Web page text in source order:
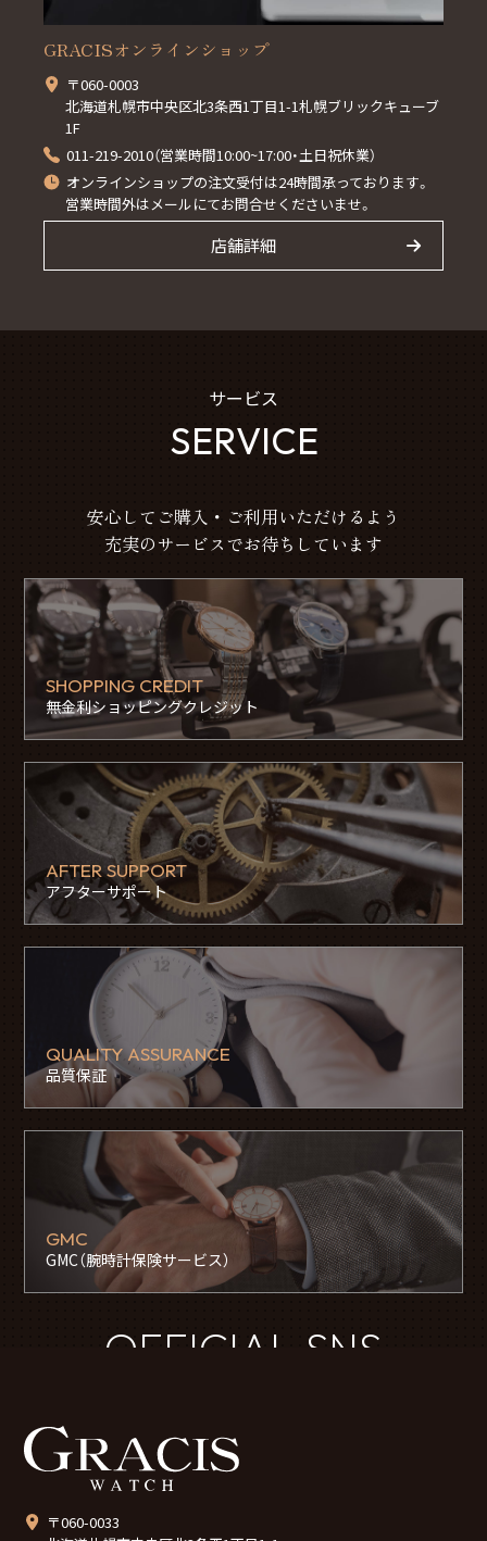
GRACISオンラインショップ
〒060-0003
北海道札幌市中央区北3条西1丁目1-1札幌ブリックキューブ
1F
011-219-2010（営業時間10:00~17:00・土日祝休業）
オンラインショップの注文受付は24時間承っております。
営業時間外はメールにてお問合せくださいませ。
店舗詳細
サービス
SERVICE
安心してご購入・ご利用いただけるよう
充実のサービスでお待ちしています
SHOPPING CREDIT
無金利ショッピングクレジット
AFTER SUPPORT
アフターサポート
QUALITY ASSURANCE
品質保証
GMC
GMC（腕時計保険サービス）
OFFICIAL SNS
〒060-0033